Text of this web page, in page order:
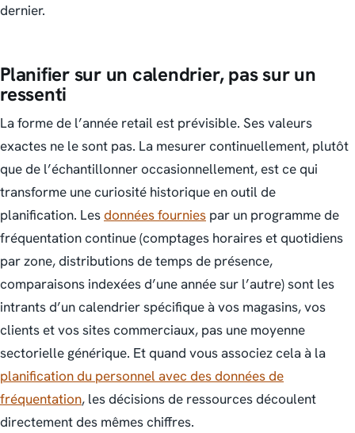
dernier.
Planifier sur un calendrier, pas sur un
ressenti
La forme de l’année retail est prévisible. Ses valeurs
exactes ne le sont pas. La mesurer continuellement, plutôt
que de l’échantillonner occasionnellement, est ce qui
transforme une curiosité historique en outil de
planification. Lesdonnées fournies par un programme de
fréquentation continue (comptages horaires et quotidiens
par zone, distributions de temps de présence,
comparaisons indexées d’une année sur l’autre) sont les
intrants d’un calendrier spécifique à vos magasins, vos
clients et vos sites commerciaux, pas une moyenne
sectorielle générique. Et quand vous associez cela à la
planification du personnel avec des données de
fréquentation, les décisions de ressources découlent
directement des mêmes chiffres.